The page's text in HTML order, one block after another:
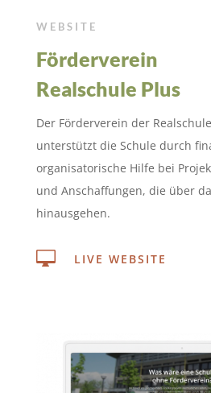
WEBSITE
Förderverein
Realschule Plus
Der Förderverein der
unterstützt die Schule durch
organisatorische Hilfe bei
und Anschaffungen, die über
hinausgehen.
 LIVE WEBSITE